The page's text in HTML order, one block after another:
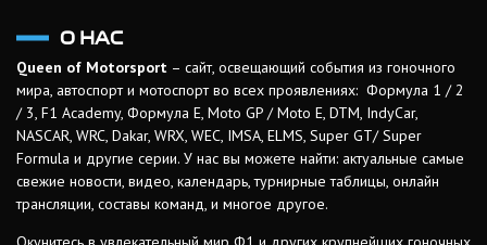
О НАС
Queen of Motorsport – сайт, освещающий события из гоночного
мира, автоспорт и мотоспорт во всех проявлениях: Формула 1 / 2
/ 3, F1 Academy, Формула Е, Moto GP / Moto E, DTM, IndyCar,
NASCAR, WRC, Dakar, WRX, WEC, IMSA, ELMS, Super GT/ Super
Formula и другие серии. У нас вы можете найти: актуальные самые
свежие новости, видео, календарь, турнирные таблицы, онлайн
трансляции, составы команд, и многое другое.